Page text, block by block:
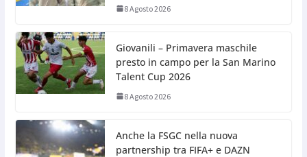
8 Agosto 2026
Giovanili – Primavera maschile
presto in campo per la San Marino
Talent Cup 2026
8 Agosto 2026
Anche la FSGC nella nuova
partnership tra FIFA+ e DAZN